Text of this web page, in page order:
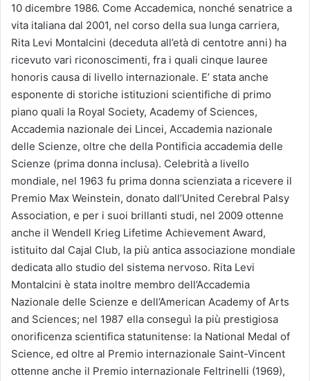
10 dicembre 1986. Come Accademica, nonché senatrice a
vita italiana dal 2001, nel corso della sua lunga carriera,
Rita Levi Montalcini (deceduta all’età di centotre anni) ha
ricevuto vari riconoscimenti, fra i quali cinque lauree
honoris causa di livello internazionale. E’ stata anche
esponente di storiche istituzioni scientifiche di primo
piano quali la Royal Society, Academy of Sciences,
Accademia nazionale dei Lincei, Accademia nazionale
delle Scienze, oltre che della Pontificia accademia delle
Scienze (prima donna inclusa). Celebrità a livello
mondiale, nel 1963 fu prima donna scienziata a ricevere il
Premio Max Weinstein, donato dall’United Cerebral Palsy
Association, e per i suoi brillanti studi, nel 2009 ottenne
anche il Wendell Krieg Lifetime Achievement Award,
istituito dal Cajal Club, la più antica associazione mondiale
dedicata allo studio del sistema nervoso. Rita Levi
Montalcini è stata inoltre membro dell’Accademia
Nazionale delle Scienze e dell’American Academy of Arts
and Sciences; nel 1987 ella conseguì la più prestigiosa
onorificenza scientifica statunitense: la National Medal of
Science, ed oltre al Premio internazionale Saint-Vincent
ottenne anche il Premio internazionale Feltrinelli (1969),